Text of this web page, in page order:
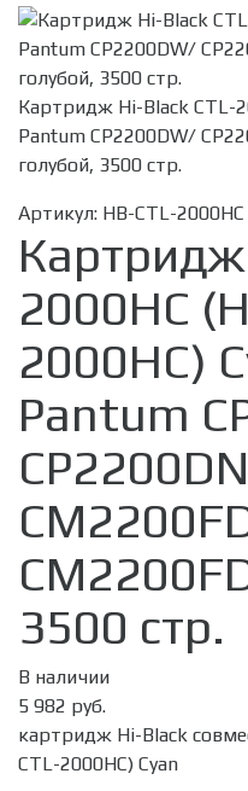
Картридж Hi-Black CTL-
Pantum CP2200DW/
голубой, 3500 стр.
Артикул: HB-CTL-2000HC
2000HC
2000HC)
Pantum
3500 стр.
В наличии
5 982 руб.
картридж Hi-Black
CTL-2000HC) Cyan